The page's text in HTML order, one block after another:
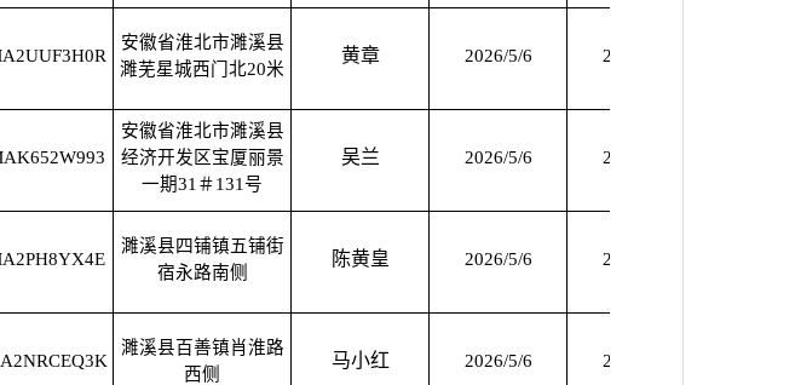
安徽省淮北市濉溪县
濉芜星城西门北20米
黄章 2026/5/6 2030/5/5
安徽省淮北市濉溪县
经济开发区宝厦丽景
一期31＃131号
吴兰 2026/5/6 2030/5/5
濉溪县四铺镇五铺街
宿永路南侧
陈黄皇 2026/5/6 2030/5/5
濉溪县百善镇肖淮路
西侧
马小红 2026/5/6 2030/5/5